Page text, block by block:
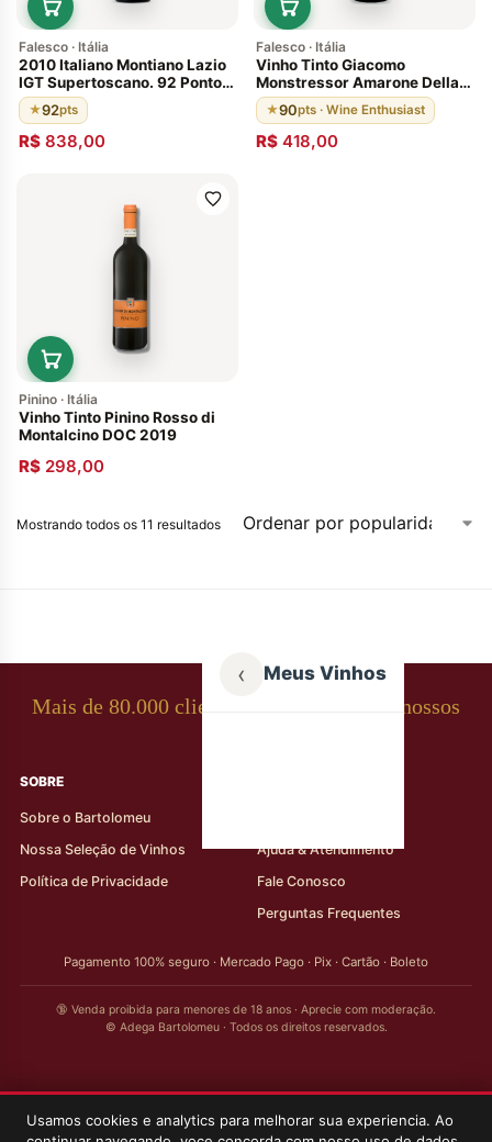
Falesco · Itália
2010 Italiano Montiano Lazio
IGT Supertoscano. 92 Pontos
Envelhecido 12 Meses
Vinícola Falesco
★92pts
R$ 838,00
Falesco · Itália
Vinho Tinto Giacomo
Monstressor Amarone Della
Valpolicella 2012 DOCG
Italiano Região Lazio
★90pts · Wine Enthusiast
R$ 418,00
Pinino · Itália
Vinho Tinto Pinino Rosso di
Montalcino DOC 2019
R$ 298,00
Mostrando todos os 11 resultados
Usamos cookies e analytics para melhorar sua experiencia. Ao
‹ Meus Vinhos
Mais de 80.000 clientes apaixonados por nossos
SOBRE
Sobre o Bartolomeu
Nossa Seleção de Vinhos
Política de Privacidade
Ajuda & Atendimento
Fale Conosco
Perguntas Frequentes
Pagamento 100% seguro · Mercado Pago · Pix · Cartão · Boleto
🔞 Venda proibida para menores de 18 anos · Aprecie com moderação.
© Adega Bartolomeu · Todos os direitos reservados.